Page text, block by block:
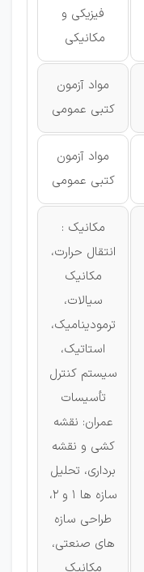
فیزیکی و
مکانیکی
مواد آزمون
كتبی عمومی
مواد آزمون
كتبی عمومی
مکانیک :
انتقال حرارت،
مکانیک
سیالات،
ترمودینامیک،
استاتیک،
سیستم كنترل
تأسیسات
عمران: نقشه
كشی و نقشه
برداری، تحلیل
سازه ها 1 و 2،
طراحی سازه
های صنعتی،